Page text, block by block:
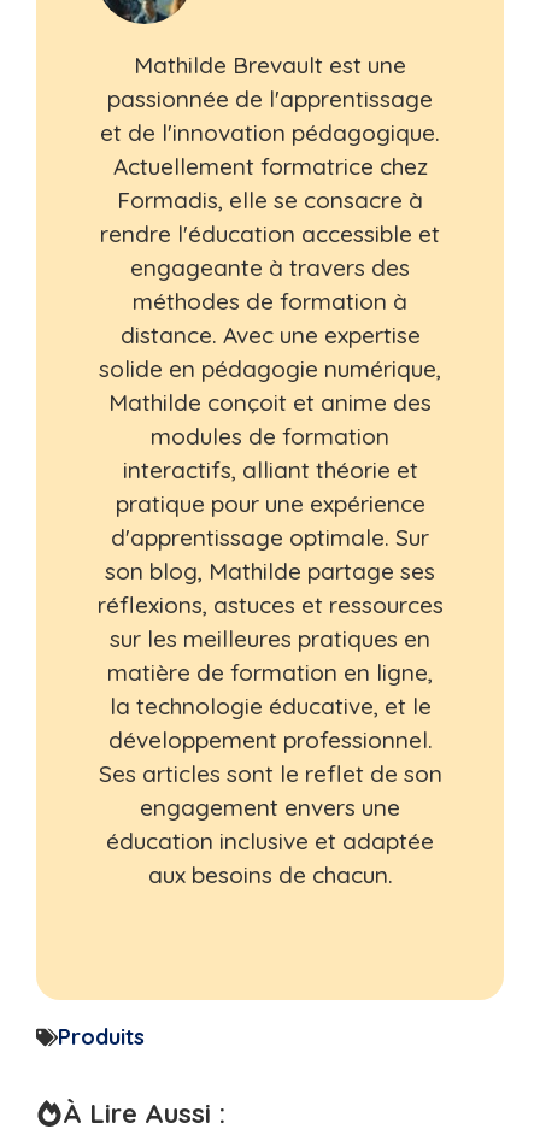
Mathilde Brevault est une
passionnée de l'apprentissage
et de l'innovation pédagogique.
Actuellement formatrice chez
Formadis, elle se consacre à
rendre l'éducation accessible et
engageante à travers des
méthodes de formation à
distance. Avec une expertise
solide en pédagogie numérique,
Mathilde conçoit et anime des
modules de formation
interactifs, alliant théorie et
pratique pour une expérience
d'apprentissage optimale. Sur
son blog, Mathilde partage ses
réflexions, astuces et ressources
sur les meilleures pratiques en
matière de formation en ligne,
la technologie éducative, et le
développement professionnel.
Ses articles sont le reflet de son
engagement envers une
éducation inclusive et adaptée
aux besoins de chacun.
Produits
À Lire Aussi :